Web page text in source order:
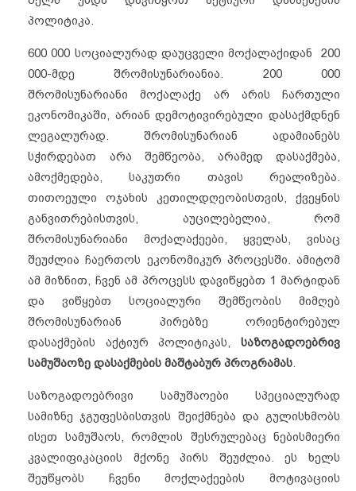
პოლიტიკა.
600 000 სოციალურად დაუცველი მოქალაქიდან 200
000-მდე შრომისუნარიანია. 200 000
შრომისუნარიანი მოქალაქე არ არის ჩართული
ეკონომიკაში, არიან დემოტივირებული დასაქმდნენ
ლეგალურად. შრომისუნარიან ადამიანებს
სჭირდებათ არა შემწეობა, არამედ დასაქმება,
ამოქმედება, საკუთრი თავის რეალიზება.
თითოეული ოჯახის კეთილდღეობისთვის, ქვეყნის
განვითრებისთვის, აუცილებელია, რომ
შრომისუნარიანი მოქალაქეები, ყველას, ვისაც
შეუძლია ჩაერთოს ეკონომიკურ პროცესში. ამიტომ
ამ მიზნით, ჩვენ ამ პროცესს დავიწყებთ 1 მარტიდან
და ვიწყებთ სოციალური შემწეობის მიმღებ
შრომისუნარიან პირებზე ორიენტირებულ
დასაქმების აქტიურ პოლიტიკას, საზოგადოებრივ
სამუშაოზე დასაქმების მაშტაბურ პროგრამას.
საზოგადოებრივი სამუშაოები სპეციალურად
სამიზნე ჯგუფესბისთვის შეიქმნება და გულისხმობს
ისეთ სამუშაოს, რომლის შესრულებაც ნებისმიერი
კვალიფიკაციის მქონე პირს შეუძლია. ეს ხელს
შეუწყობს ჩვენი მოქლაქეების მოტივაციის